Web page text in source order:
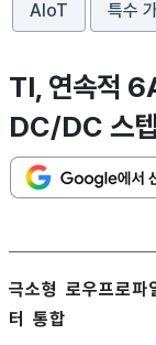
AIoT 특수
TI, 연속적
DC/DC 스텝
극소형 로우프로
터 통합